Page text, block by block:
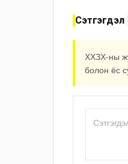
Сэтгэгдэл
ХХЗХ-ны
болон ёс